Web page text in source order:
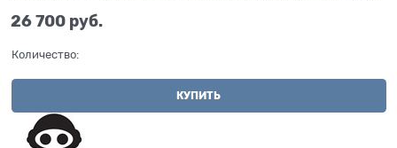
26 700 руб.
Количество:
КУПИТЬ